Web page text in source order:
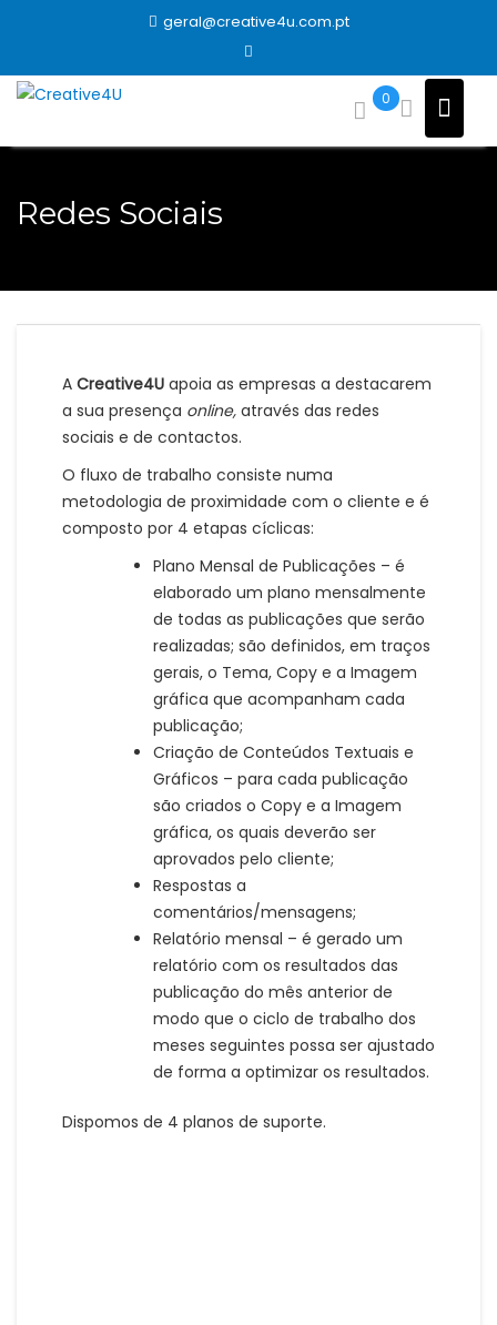
geral@creative4u.com.pt
0
Redes Sociais
A Creative4U apoia as empresas a destacarem
a sua presença online, através das redes
sociais e de contactos.
O fluxo de trabalho consiste numa
metodologia de proximidade com o cliente e é
composto por 4 etapas cíclicas:
Plano Mensal de Publicações – é
elaborado um plano mensalmente
de todas as publicações que serão
realizadas; são definidos, em traços
gerais, o Tema, Copy e a Imagem
gráfica que acompanham cada
publicação;
Criação de Conteúdos Textuais e
Gráficos – para cada publicação
são criados o Copy e a Imagem
gráfica, os quais deverão ser
aprovados pelo cliente;
Respostas a
comentários/mensagens;
Relatório mensal – é gerado um
relatório com os resultados das
publicação do mês anterior de
modo que o ciclo de trabalho dos
meses seguintes possa ser ajustado
de forma a optimizar os resultados.
Dispomos de 4 planos de suporte.